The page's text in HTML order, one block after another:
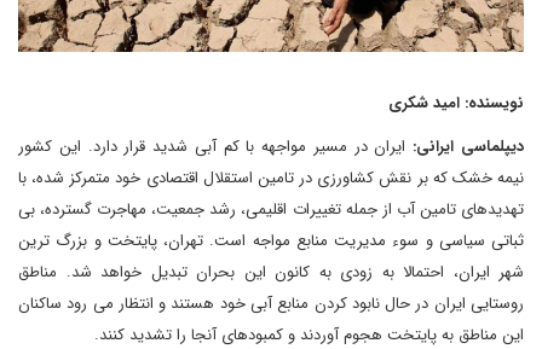
نویسنده: امید شکری
دیپلماسی ایرانی: ایران در مسیر مواجهه با کم آبی شدید قرار دارد. این کشور
نیمه خشک که بر نقش کشاورزی در تامین استقلال اقتصادی خود متمرکز شده، با
تهدیدهای تامین آب از جمله تغییرات اقلیمی، رشد جمعیت، مهاجرت گسترده، بی
ثباتی سیاسی و سوء مدیریت منابع مواجه است. تهران، پایتخت و بزرگ ترین
شهر ایران، احتمالا به زودی به کانون این بحران تبدیل خواهد شد. مناطق
روستایی ایران در حال نابود کردن منابع آبی خود هستند و انتظار می رود ساکنان
این مناطق به پایتخت هجوم آوردند و کمبودهای آنجا را تشدید کنند.